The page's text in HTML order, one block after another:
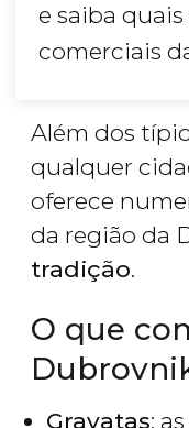
e saiba
comerciais
Além dos
qualquer
oferece
da região da
tradição.
O que
Gravatas: